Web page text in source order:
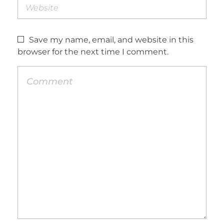
Save my name, email, and website in this
browser for the next time I comment.